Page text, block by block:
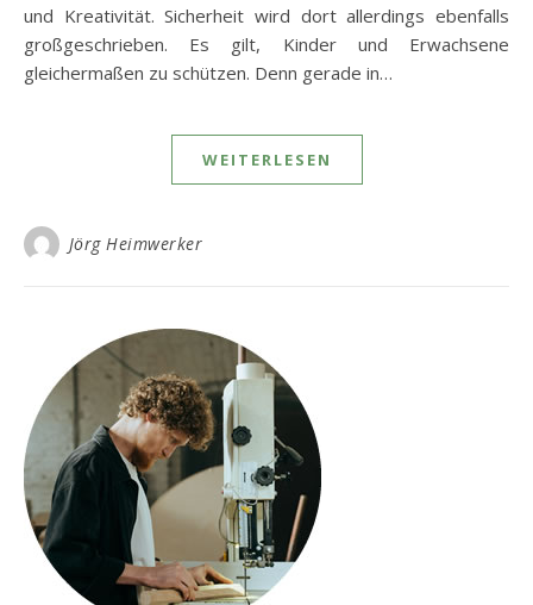
und Kreativität. Sicherheit wird dort allerdings ebenfalls
großgeschrieben. Es gilt, Kinder und Erwachsene
gleichermaßen zu schützen. Denn gerade in…
WEITERLESEN
Jörg Heimwerker